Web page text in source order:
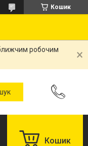
Кошик
робочим
Кошик